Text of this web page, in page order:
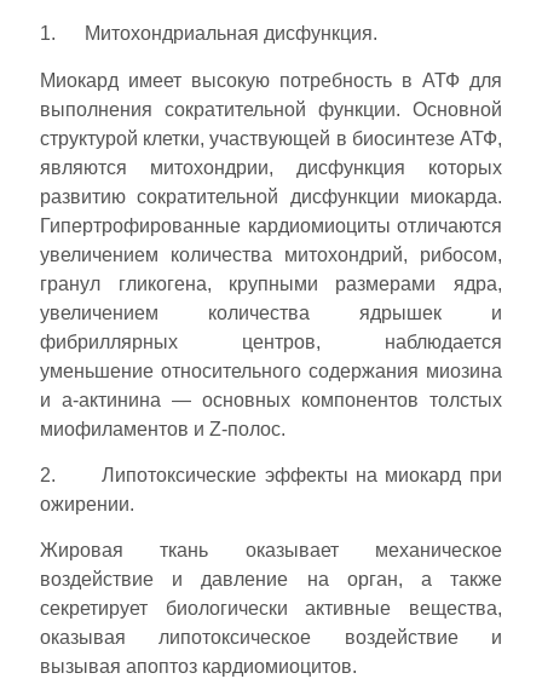
1. Митохондриальная дисфункция.
Миокард имеет высокую потребность в АТФ для
выполнения сократительной функции. Основной
структурой клетки, участвующей в биосинтезе АТФ,
являются митохондрии, дисфункция которых
развитию сократительной дисфункции миокарда.
Гипертрофированные кардиомиоциты отличаются
увеличением количества митохондрий, рибосом,
гранул гликогена, крупными размерами ядра,
увеличением количества ядрышек и
фибриллярных центров, наблюдается
уменьшение относительного содержания миозина
и a-актинина — основных компонентов толстых
миофиламентов и Z-полос.
2. Липотоксические эффекты на миокард при
ожирении.
Жировая ткань оказывает механическое
воздействие и давление на орган, а также
секретирует биологически активные вещества,
оказывая липотоксическое воздействие и
вызывая апоптоз кардиомиоцитов.